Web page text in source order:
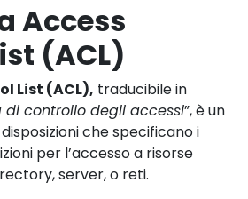
Access
(ACL)
List (ACL), traducibile in
di controllo degli accessi”, è un
che specificano i
per l’accesso a risorse
server, o reti.